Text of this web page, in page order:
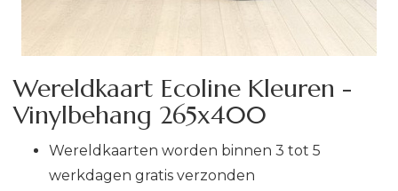
Wereldkaart Ecoline Kleuren -
Vinylbehang 265x400
Wereldkaarten worden binnen 3 tot 5
werkdagen gratis verzonden